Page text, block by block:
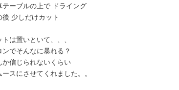
テーブルの上で ドライング
後 少しだけカット
トは置いといて、、、
ンでそんなに暴れる？
か信じられないくらい
ースにさせてくれました。。